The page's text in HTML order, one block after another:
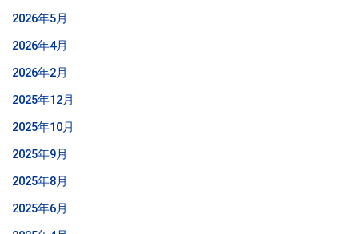
2026年5月
2026年4月
2026年2月
2025年12月
2025年10月
2025年9月
2025年8月
2025年6月